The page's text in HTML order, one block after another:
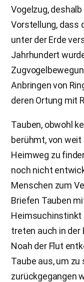
Vogelzug,
Vorstellung, dass
unter der Erde
Jahrhundert
Anbringen von
deren Ortung mit
Tauben, obwohl
berühmt, von
Heimweg zu
noch nicht
Menschen zum
Briefen Tauben
Heimsuchinstinkt
treten auch in der
Noah der Flut
Taube aus, um zu
zurückgegangen